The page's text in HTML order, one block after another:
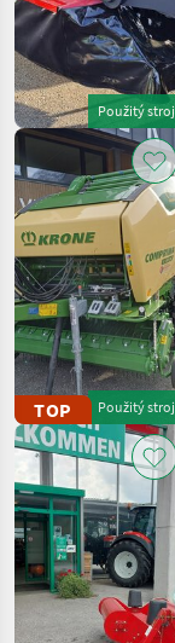
Použitý stroj
TOP Použitý stroj